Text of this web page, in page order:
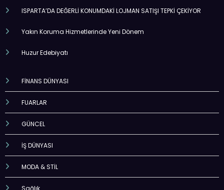
ISPARTA’DA DEĞERLİ KONUMDAKİ LOJMAN SATIŞI TEPKİ ÇEKİYOR
Yakın Koruma Hizmetlerinde Yeni Dönem
Huzur Edebiyatı
FİNANS DÜNYASI
FUARLAR
GÜNCEL
İŞ DÜNYASI
MODA & STİL
Sağlık